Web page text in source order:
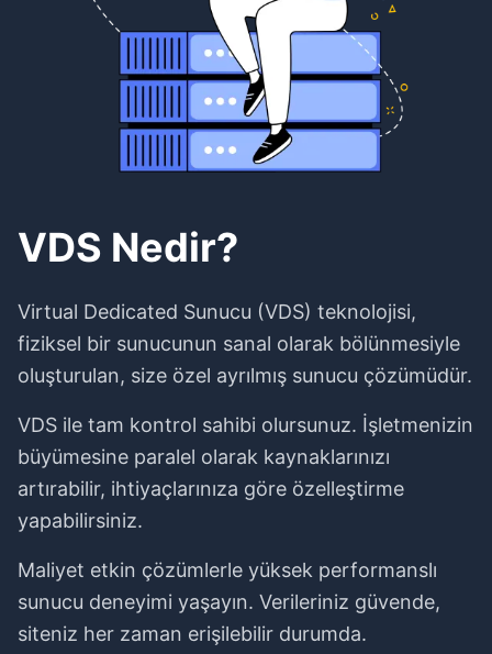
VDS Nedir?
Virtual Dedicated Sunucu (VDS) teknolojisi,
fiziksel bir sunucunun sanal olarak bölünmesiyle
oluşturulan, size özel ayrılmış sunucu çözümüdür.
VDS ile tam kontrol sahibi olursunuz. İşletmenizin
büyümesine paralel olarak kaynaklarınızı
artırabilir, ihtiyaçlarınıza göre özelleştirme
yapabilirsiniz.
Maliyet etkin çözümlerle yüksek performanslı
sunucu deneyimi yaşayın. Verileriniz güvende,
siteniz her zaman erişilebilir durumda.